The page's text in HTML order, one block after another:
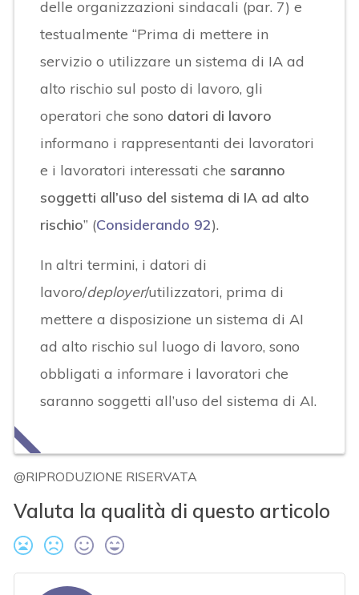
delle organizzazioni sindacali (par. 7) e
testualmente “Prima di mettere in
servizio o utilizzare un sistema di IA ad
alto rischio sul posto di lavoro, gli
operatori che sono datori di lavoro
informano i rappresentanti dei lavoratori
e i lavoratori interessati che saranno
soggetti all’uso del sistema di IA ad alto
rischio” (Considerando 92).
In altri termini, i datori di
lavoro/deployer/utilizzatori, prima di
mettere a disposizione un sistema di AI
ad alto rischio sul luogo di lavoro, sono
obbligati a informare i lavoratori che
saranno soggetti all’uso del sistema di AI.
@RIPRODUZIONE RISERVATA
Valuta la qualità di questo articolo